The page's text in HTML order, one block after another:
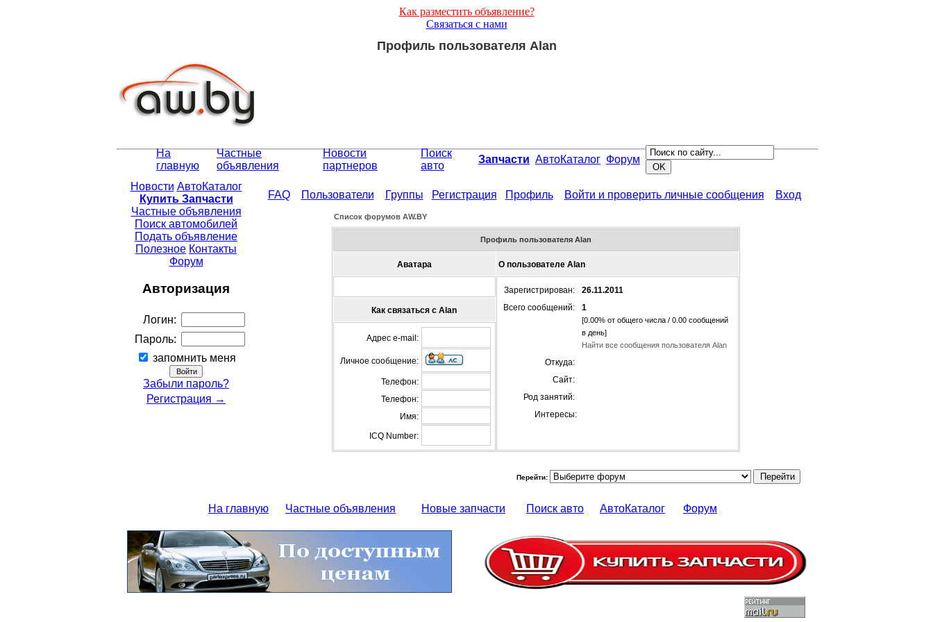
Как разместить объявление?
Связаться с нами
Профиль пользователя Alan
На
главную
Частные
объявления
Новости
партнеров
Поиск
авто
Запчасти АвтоКаталог Форум
Новости АвтоКаталог
Купить Запчасти
Частные объявления
Поиск автомобилей
Подать объявление
Полезное Контакты
Форум
Авторизация
Логин:
Пароль:
запомнить меня
Забыли пароль?
Регистрация →
FAQ Пользователи Группы Регистрация Профиль Войти и проверить личные сообщения Вход
Список форумов АW.BY
Профиль пользователя Alan
Аватара О пользователе Alan
Зарегистрирован:
26.11.2011
Всего сообщений:
1
[0.00% от общего числа / 0.00 сообщений
в день]
Найти все сообщения пользователя Alan
Откуда:
Сайт:
Род занятий:
Интересы:
Как связаться с Alan
Адрес e-mail:
Личное сообщение:
Телефон:
Телефон:
Имя:
ICQ Number:
Перейти:
На главную Частные объявления Новые запчасти Поиск авто АвтоКаталог Форум